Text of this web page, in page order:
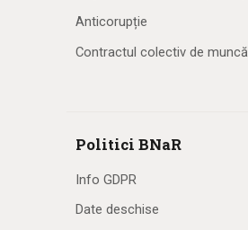
Anticorupție
Contractul colectiv de muncă
Politici BNaR
Info GDPR
Date deschise